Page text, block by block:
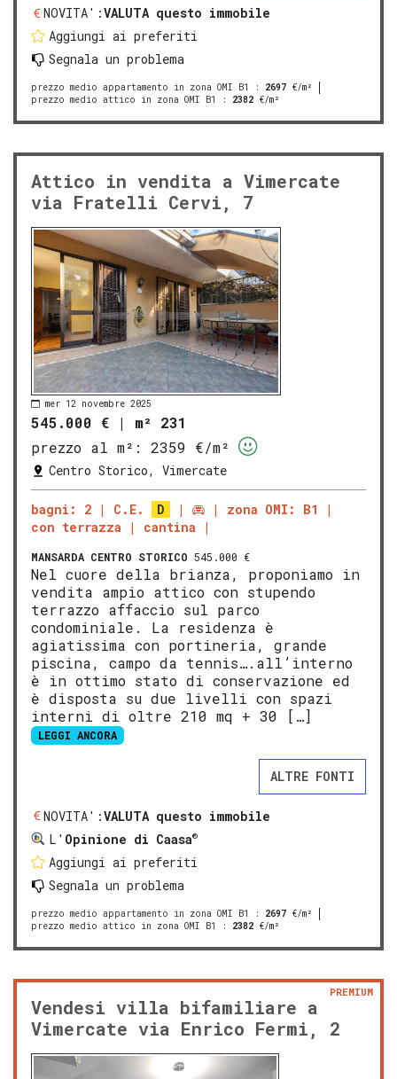
NOVITA':VALUTA questo immobile
Aggiungi ai preferiti
Segnala un problema
prezzo medio appartamento in zona OMI B1 : 2697 €/m²
prezzo medio attico in zona OMI B1
: 2382 €/m²
Attico in vendita a Vimercate
via Fratelli Cervi, 7
mer 12 novembre 2025
545.000 € | m² 231
prezzo al m²:
2359 €/m²
Centro Storico, Vimercate
bagni: 2 C.E. D
zona OMI: B1
con terrazza
cantina
MANSARDA CENTRO STORICO 545.000 €
Nel cuore della brianza, proponiamo in
vendita ampio attico con stupendo
terrazzo affaccio sul parco
condominiale. La residenza è
agiatissima con portineria, grande
piscina, campo da tennis….all’interno
è in ottimo stato di conservazione ed
è disposta su due livelli con spazi
interni di oltre 210 mq + 30 […]
LEGGI ANCORA
ALTRE FONTI
NOVITA':VALUTA questo immobile
L' Opinione di Caasa®
Aggiungi ai preferiti
Segnala un problema
prezzo medio appartamento in zona OMI B1 : 2697 €/m²
prezzo medio attico in zona OMI B1
: 2382 €/m²
Vendesi villa bifamiliare a
Vimercate via Enrico Fermi, 2
PREMIUM